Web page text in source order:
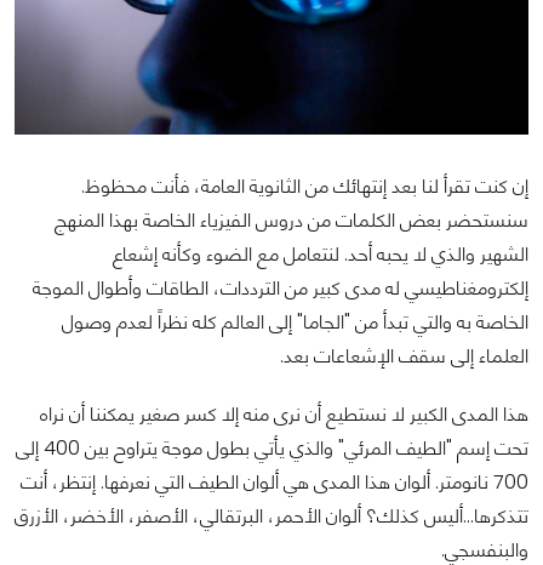
إن كنت تقرأ لنا بعد إنتهائك من الثانوية العامة، فأنت محظوظ.
سنستحضر بعض الكلمات من دروس الفيزياء الخاصة بهذا المنهج
الشهير والذي لا يحبه أحد. لنتعامل مع الضوء وكأنه إشعاع
إلكترومغناطيسي له مدى كبير من الترددات، الطاقات وأطوال الموجة
الخاصة به والتي تبدأ من "الجاما" إلى العالم كله نظراً لعدم وصول
العلماء إلى سقف الإشعاعات بعد.
هذا المدى الكبير لا نستطيع أن نرى منه إلا كسر صغير يمكننا أن نراه
تحت إسم "الطيف المرئي" والذي يأتي بطول موجة يتراوح بين 400 إلى
700 نانومتر. ألوان هذا المدى هي ألوان الطيف التي نعرفها. إنتظر، أنت
تتذكرها...أليس كذلك؟ ألوان الأحمر، البرتقالي، الأصفر، الأخضر، الأزرق
والبنفسجي.